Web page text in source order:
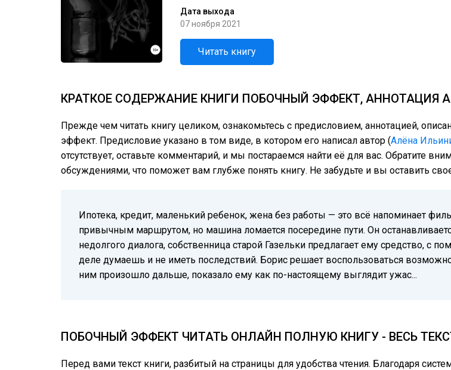
Дата выхода
07 ноября 2021
Читать книгу
КРАТКОЕ СОДЕРЖАНИЕ КНИГИ ПОБОЧНЫЙ ЭФФЕКТ, АННОТАЦИЯ
Прежде чем читать книгу целиком, ознакомьтесь с предисловием, аннотацией,
эффект. Предисловие указано в том виде, в котором его написал автор (Алёна
отсутствует, оставьте комментарий, и мы постараемся найти её для вас. Обратите
обсуждениями, что поможет вам глубже понять книгу. Не забудьте и вы оставить
Ипотека, кредит, маленький ребенок, жена без работы — это всё напоминает
привычным маршрутом, но машина ломается посередине пути. Он
недолгого диалога, собственница старой Газельки предлагает ему средство, с
деле думаешь и не иметь последствий. Борис решает воспользоваться
ним произошло дальше, показало ему как по-настоящему выглядит ужас...
ПОБОЧНЫЙ ЭФФЕКТ ЧИТАТЬ ОНЛАЙН ПОЛНУЮ КНИГУ - ВЕСЬ
Перед вами текст книги, разбитый на страницы для удобства чтения. Благодаря